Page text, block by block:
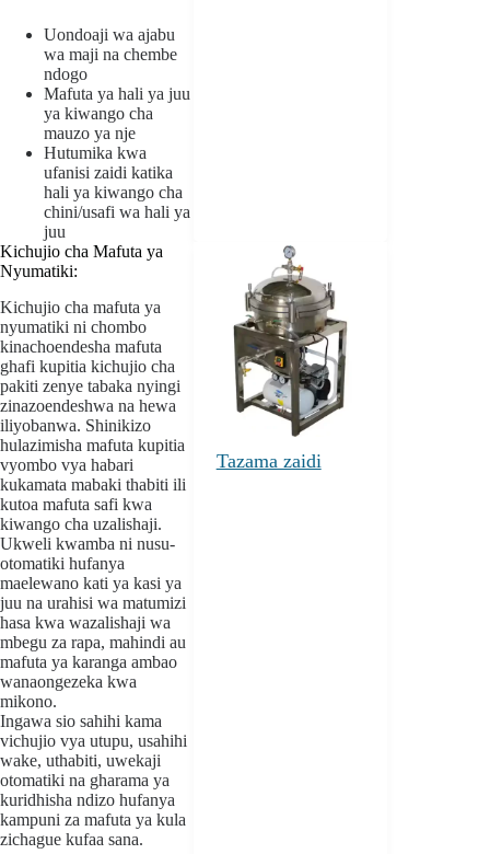
Uondoaji wa ajabu
wa maji na chembe
ndogo
Mafuta ya hali ya juu
ya kiwango cha
mauzo ya nje
Hutumika kwa
ufanisi zaidi katika
hali ya kiwango cha
chini/usafi wa hali ya
juu
Kichujio cha Mafuta ya
Nyumatiki:
Kichujio cha mafuta ya
nyumatiki ni chombo
kinachoendesha mafuta
ghafi kupitia kichujio cha
pakiti zenye tabaka nyingi
zinazoendeshwa na hewa
iliyobanwa. Shinikizo
hulazimisha mafuta kupitia
vyombo vya habari
kukamata mabaki thabiti ili
kutoa mafuta safi kwa
kiwango cha uzalishaji.
Ukweli kwamba ni nusu-
otomatiki hufanya
maelewano kati ya kasi ya
juu na urahisi wa matumizi
hasa kwa wazalishaji wa
mbegu za rapa, mahindi au
mafuta ya karanga ambao
wanaongezeka kwa
mikono.
Ingawa sio sahihi kama
vichujio vya utupu, usahihi
wake, uthabiti, uwekaji
otomatiki na gharama ya
kuridhisha ndizo hufanya
kampuni za mafuta ya kula
zichague kufaa sana.
Tazama zaidi